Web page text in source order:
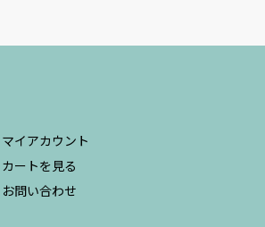
マイアカウント
カートを見る
お問い合わせ